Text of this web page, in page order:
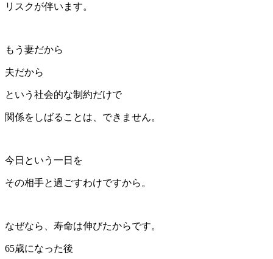
リスクが伴います。
もう妻だから
夫だから
という社会的な制約だけで
関係をしばることは、できません。
今日という一日を
その相手と過ごすわけですから。
なぜなら、寿命は伸びたからです。
65歳になった後